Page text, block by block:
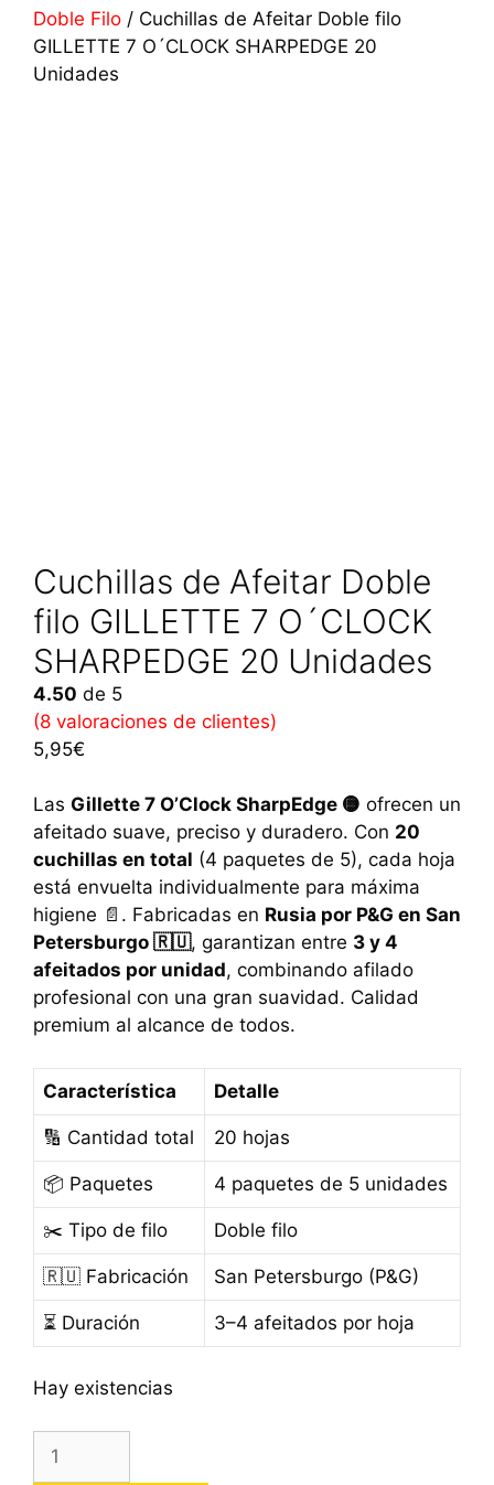
Doble Filo / Cuchillas de Afeitar Doble filo
GILLETTE 7 O´CLOCK SHARPEDGE 20
Unidades
Cuchillas de Afeitar Doble
filo GILLETTE 7 O´CLOCK
SHARPEDGE 20 Unidades
4.50 de 5
(8 valoraciones de clientes)
5,95€
Las Gillette 7 O’Clock SharpEdge 🟡 ofrecen un
afeitado suave, preciso y duradero. Con 20
cuchillas en total (4 paquetes de 5), cada hoja
está envuelta individualmente para máxima
higiene 📄. Fabricadas en Rusia por P&G en San
Petersburgo 🇷🇺, garantizan entre 3 y 4
afeitados por unidad, combinando afilado
profesional con una gran suavidad. Calidad
premium al alcance de todos.
Característica Detalle
🔢 Cantidad total 20 hojas
📦 Paquetes 4 paquetes de 5 unidades
✂️ Tipo de filo Doble filo
🇷🇺 Fabricación San Petersburgo (P&G)
⏳ Duración 3–4 afeitados por hoja
Hay existencias